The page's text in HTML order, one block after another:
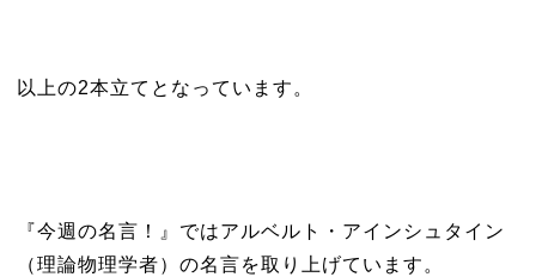
以上の2本立てとなっています。
『今週の名言！』ではアルベルト・アインシュタイン
（理論物理学者）の名言を取り上げています。